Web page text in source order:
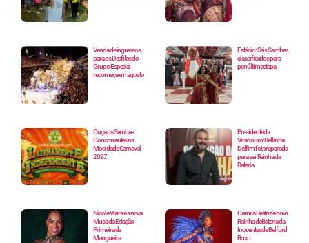
Venda de ingressos
para os Desfiles do
Grupo Especial
recomeça em agosto
Estácio: Seis Sambas
classificados para
penúltima etapa
Ouça os Sambas
Concorrentes na
Mocidade Carnaval
2027
Presidente da
Viradouro: Bellinha
Delfim foi preparada
para ser Rainha de
Bateria
Nicole Vieira é a nova
Musa da Estação
Primeira de
Mangueira
Camila Beatriz é nova
Rainha de Bateria da
Inocentes de Belford
Roxo